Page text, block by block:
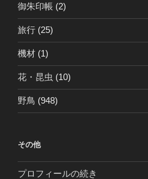
御朱印帳 (2)
旅行 (25)
機材 (1)
花・昆虫 (10)
野鳥 (948)
その他
プロフィールの続き